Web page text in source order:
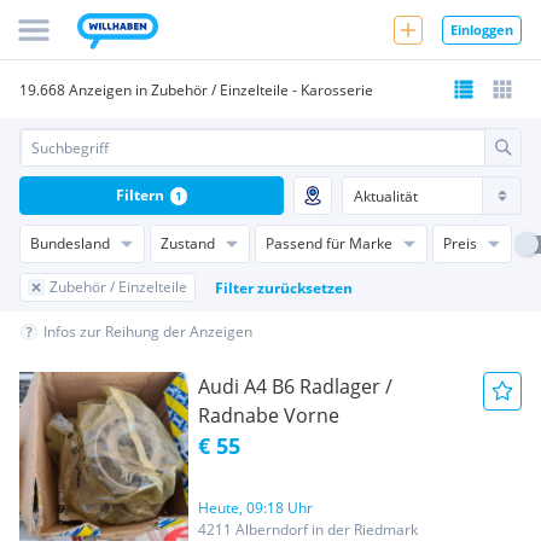
Einloggen
19.668 Anzeigen in Zubehör / Einzelteile - Karosserie
Bundesland Zustand Passend für Marke Preis
Zubehör / Einzelteile Filter zurücksetzen
Filtern 1
Infos zur Reihung der Anzeigen
Audi A4 B6 Radlager /
Radnabe Vorne
€ 55
Heute, 09:18 Uhr
4211 Alberndorf in der Riedmark